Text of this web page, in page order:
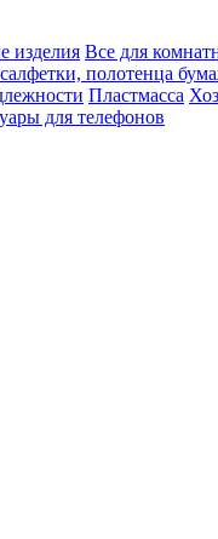
изделия Все для
полотенца
Пластмасса
для телефонов